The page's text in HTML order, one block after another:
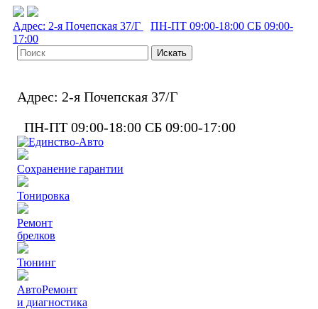
Адрес: 2-я Почепская 37/Г ПН-ПТ 09:00-18:00 СБ 09:00-
17:00
Адрес: 2-я Почепская 37/Г
ПН-ПТ09:00-18:00СБ09:00-17:00
Сохранение гарантии
Тонировка
Ремонт
брелков
Тюнинг
АвтоРемонт
и диагностика